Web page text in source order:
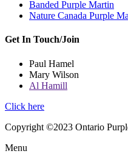
Banded Purple Martin
Nature Canada Purple
Get In Touch/Join
Paul Hamel
Mary Wilson
Al Hamill
Click here
Copyright ©2023 Ontario
Menu